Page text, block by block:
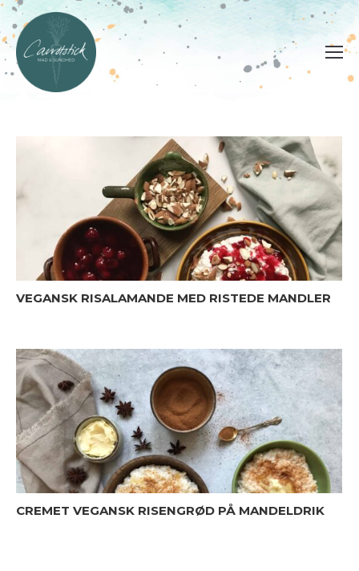
VEGANSK RISALAMANDE MED RISTEDE MANDLER
CREMET VEGANSK RISENGRØD PÅ MANDELDRIK